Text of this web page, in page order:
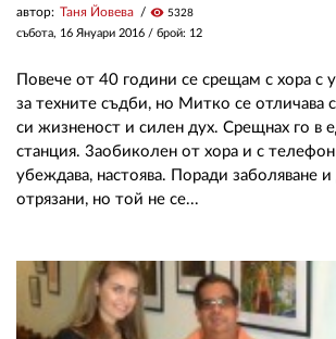
автор: Таня Йовева visibility 5328
събота, 16 Януари 2016 / брой: 12
Повече от 40 години се срещам с хора с
за техните съдби, но Митко се отличава
си жизненост и силен дух. Срещнах го в
станция. 3аобиколен от хора и с телефон
убеждава, настоява. Поради заболяване и
отрязани, но той не се...